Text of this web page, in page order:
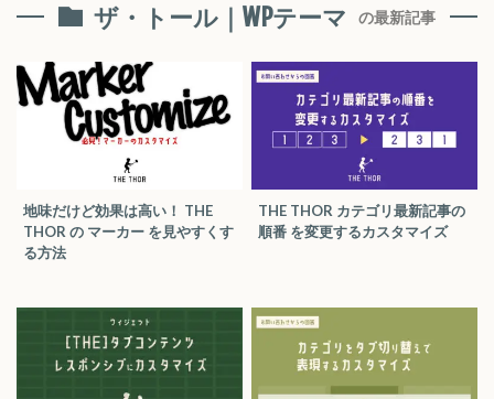
ザ・トール｜WPテーマ の最新記事
地味だけど効果は高い！ THE
THOR の マーカー を見やすくす
る方法
THE THOR カテゴリ最新記事の
順番 を変更するカスタマイズ